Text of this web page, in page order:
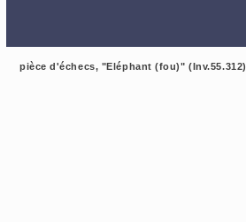
pièce d'échecs, "Eléphant (fou)" (Inv.55.312)